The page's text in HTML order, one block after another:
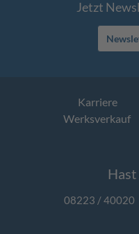
Jetzt
Karriere
Werksverkauf
Hast
08223 / 40020